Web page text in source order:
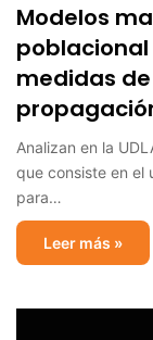
Modelos
medidas
Analizan en la
que consiste en el
para…
Leer más »